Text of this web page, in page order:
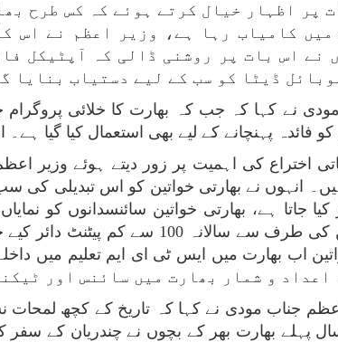
پر اظہار خیال کرتے ہوئے کہ کس طرح
میں کامیاب رہا ہے، وزیر اعظم نے اس
نے اس بات پر روشنی ڈالی کہ آپٹیکل
ڈیٹا کو سب کے لیے دستیاب بنایا
نے کہا کہ جب کہ بھارت کا خلائی پروگرام
فائدہ پہنچانے کے لیے بھی استعمال کیا گیا
اختراع کی اہمیت پر زور دیتے ہوئے وزیر
انہوں نے بھارتی خواتین کو اس تبدیلی کی
کیا جاتا ہے، بھارتی خواتین سائنسدانوں کو
اعداد و شمار بھارت میں سائنس اور
جناب مودی نے کہا کہ تاریخ کے کچھ لمحات
پہلے بھارت بھر کے بچوں نے چندریان کے سفر